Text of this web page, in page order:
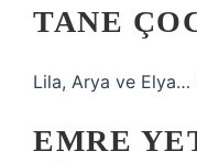
TANE
Lila, Arya ve Elya…
EMRE